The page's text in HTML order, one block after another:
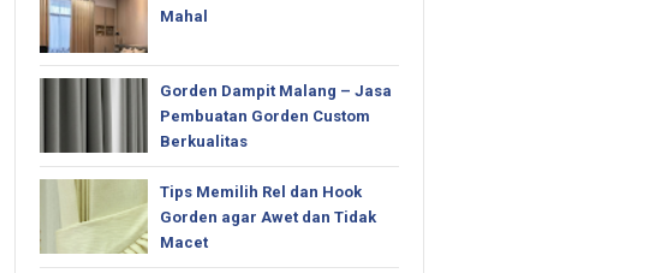
Mahal
Gorden Dampit Malang – Jasa
Pembuatan Gorden Custom
Berkualitas
Tips Memilih Rel dan Hook
Gorden agar Awet dan Tidak
Macet